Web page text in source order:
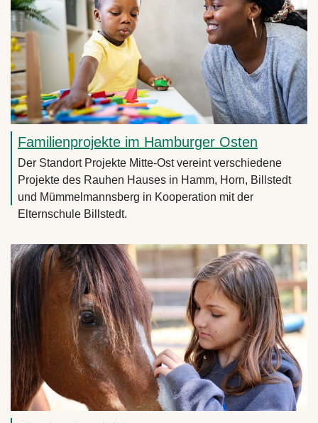
Familienprojekte im Hamburger Osten
Der Standort Projekte Mitte-Ost vereint verschiedene
Projekte des Rauhen Hauses in Hamm, Horn, Billstedt
und Mümmelmannsberg in Kooperation mit der
Elternschule Billstedt.